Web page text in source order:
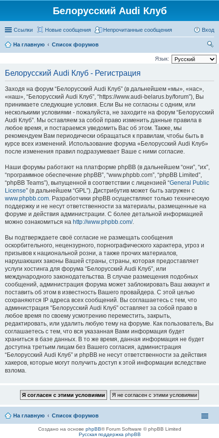
Белорусский Audi Клуб
Ссылки Новые сообщения Непрочитанные сообщения Вход
На главную
Список форумов
ои
Язык:
Белорусский Audi Клуб - Регистрация
Заходя на форум “Белорусский Audi Клуб” (в дальнейшем «мы», «нас»,
«наш», “Белорусский Audi Клуб”, “https://www.audi-belarus.by/forum”), Вы
принимаете следующие условия. Если Вы не согласны с одним, или
несколькими условиями - пожалуйста, не заходите на форум “Белорусский
Audi Клуб”. Мы оставляем за собой право изменить данные правила в
любое время, и постараемся уведомить Вас об этом. Также, мы
рекомендуем Вам периодически обращаться к правилам, чтобы быть в
курсе всех изменений. Использование форума «Белорусский Audi Клуб»
после изменения правил подразумевает Ваше с ними согласие.
Наши форумы работают на платформе phpBB (в дальнейшем “они”, “их”,
“программное обеспечение phpBB”, “www.phpbb.com”, “phpBB Limited”,
“phpBB Teams”), выпущенной в соответствии с лицензией “General Public
License” (в дальнейшем “GPL”). Дистрибутив может быть загружен с
www.phpbb.com. Разработчики phpBB осуществляют только техническую
поддержку и не несут ответственности за материалы, размещенные на
форуме и действия администрации. С более детальной информацией
можно ознакомиться на http://www.phpbb.com/.
Вы подтверждаете своё согласие не размещать сообщения
оскорбительного, нецензурного, порнографического характера, угроз и
призывов к национальной розни, а также прочих материалов,
нарушаюших законы Вашей страны, страны, которая предоставляет
услуги хостинга для форума “Белорусский Audi Клуб”, или
международного законодательства. В случае размещения подобных
сообщений, администрация форума может заблокировать Ваш аккаунт и
поставить об этом в известность Вашего провайдера. С этой целью
сохраняются IP адреса всех сообщений. Вы соглашаетесь с тем, что
администрация “Белорусский Audi Клуб” оставляет за собой право в
любое время по своему усмотрению переместить, закрыть,
редактировать, или удалить любую тему на форуме. Как пользователь, Вы
соглашаетесь с тем, что вся указанная Вами информация будет
храниться в базе данных. В то же время, данная информация не будет
доступна третьим лицам без Вашего согласия, администрация
“Белорусский Audi Клуб” и phpBB не несут ответственности за действия
хакеров, которые могут получить доступ к этой информации вследствие
взлома.
На главную Список форумов
Создано на основе phpBB® Forum Software © phpBB Limited
Русская поддержка phpBB